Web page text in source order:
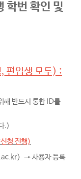
학번 확인 및
편입생 모두) :
해 반드시 통합 ID를
.)
청 진행)
→ 사용자 등록